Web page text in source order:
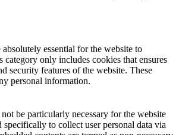
absolutely essential for the website to
only includes cookies that ensures
security features of the website. These
personal information.
be particularly necessary for the website
specifically to collect user personal data via